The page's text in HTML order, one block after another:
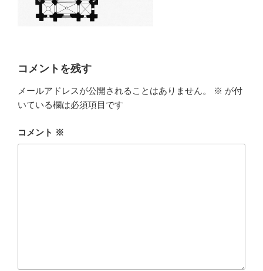
コメントを残す
メールアドレスが公開されることはありません。 ※ が付
いている欄は必須項目です
コメント ※